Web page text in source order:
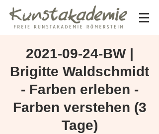
2021-09-24-BW |
Brigitte Waldschmidt
- Farben erleben -
Farben verstehen (3
Tage)